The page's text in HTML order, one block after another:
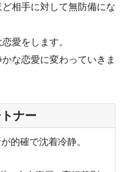
相手に対して無防備にな
愛をします。
な恋愛に変わっていきま
ナー
的確で沈着冷静。